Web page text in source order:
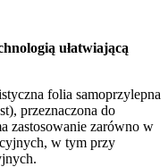
ułatwiającą
folia samoprzylepna
przeznaczona do
zastosowanie zarówno w
w tym przy